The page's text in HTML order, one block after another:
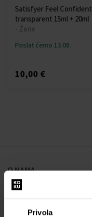
Privola
Satisfyer Feel Confident
transparent 15ml + 20ml
- Žene
Poslat ćemo 13.08.
10,00 €
O NAMA
O nama